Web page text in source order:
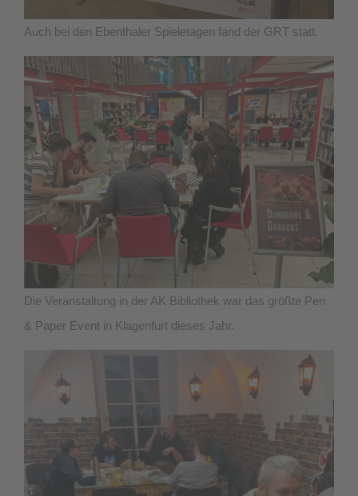
Auch bei den Ebenthaler Spieletagen fand der GRT statt.
Die Veranstaltung in der AK Bibliothek war das größte Pen
& Paper Event in Klagenfurt dieses Jahr.